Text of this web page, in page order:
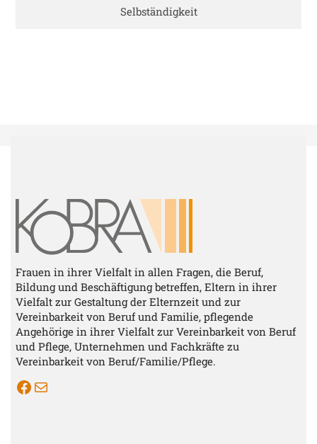
Selbständigkeit
Frauen in ihrer Vielfalt in allen Fragen, die Beruf,
Bildung und Beschäftigung betreffen, Eltern in ihrer
Vielfalt zur Gestaltung der Elternzeit und zur
Vereinbarkeit von Beruf und Familie, pflegende
Angehörige in ihrer Vielfalt zur Vereinbarkeit von Beruf
und Pflege, Unternehmen und Fachkräfte zu
Vereinbarkeit von Beruf/Familie/Pflege.
KOBRA auf Facebook
Mail Kobra